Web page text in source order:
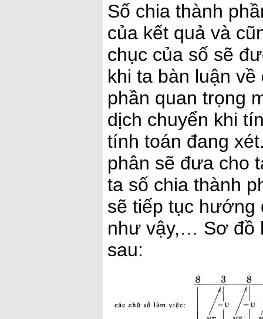
Số chia thành
của kết quả và
chục của số sẽ
khi ta bàn luận
phần quan trọng
dịch chuyển khi
tính toán đang
phân sẽ đưa cho
ta số chia thành
sẽ tiếp tục hướng
như vậy,… Sơ đồ
sau: